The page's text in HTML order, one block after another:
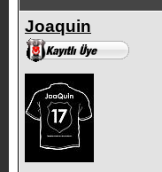
Joaquin